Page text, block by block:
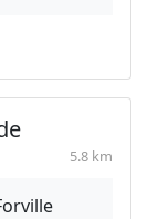
5.8 km